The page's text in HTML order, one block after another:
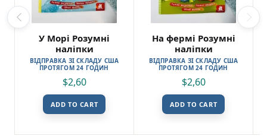
У Морі Розумні
наліпки
ВІДПРАВКА ЗІ СКЛАДУ США
ПРОТЯГОМ 24 ГОДИН
$2,60
ADD TO CART
На фермі Розумні
наліпки
ВІДПРАВКА ЗІ СКЛАДУ США
ПРОТЯГОМ 24 ГОДИН
$2,60
ADD TO CART